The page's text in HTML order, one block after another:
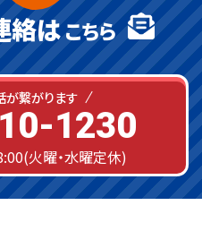
絡はこちら
が繋がります
1230
火曜・水曜定休)